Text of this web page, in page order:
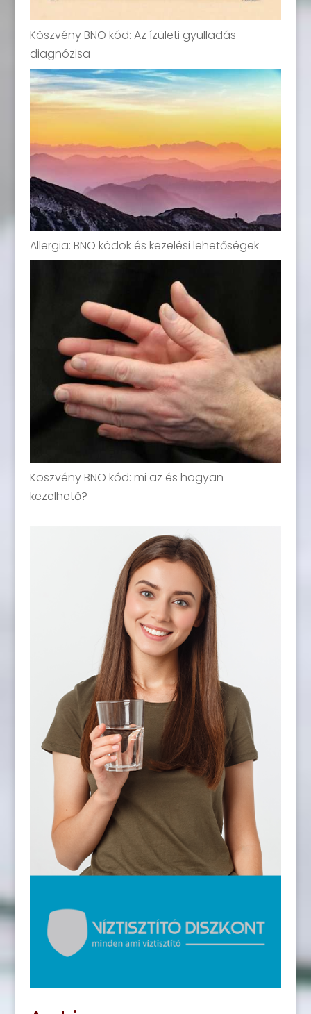
Köszvény BNO kód: Az ízületi gyulladás
diagnózisa
Allergia: BNO kódok és kezelési lehetőségek
Köszvény BNO kód: mi az és hogyan
kezelhető?